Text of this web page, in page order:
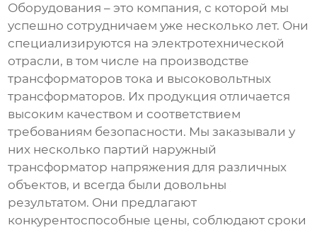
Оборудования – это компания, с которой мы
успешно сотрудничаем уже несколько лет. Они
специализируются на электротехнической
отрасли, в том числе на производстве
трансформаторов тока и высоковольтных
трансформаторов. Их продукция отличается
высоким качеством и соответствием
требованиям безопасности. Мы заказывали у
них несколько партий наружный
трансформатор напряжения для различных
объектов, и всегда были довольны
результатом. Они предлагают
конкурентоспособные цены, соблюдают сроки